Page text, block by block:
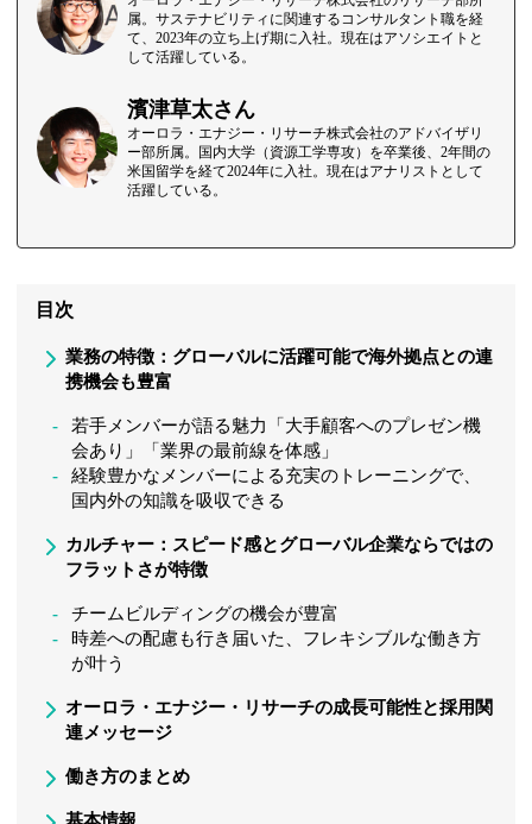
属。サステナビリティに関連するコンサルタント職を経
て、2023年の立ち上げ期に入社。現在はアソシエイトと
して活躍している。
濱津草太さん
オーロラ・エナジー・リサーチ株式会社のアドバイザリ
ー部所属。国内大学（資源工学専攻）を卒業後、2年間の
米国留学を経て2024年に入社。現在はアナリストとして
活躍している。
目次
業務の特徴：グローバルに活躍可能で海外拠点との連
携機会も豊富
若手メンバーが語る魅力「大手顧客へのプレゼン機
会あり」「業界の最前線を体感」
経験豊かなメンバーによる充実のトレーニングで、
国内外の知識を吸収できる
カルチャー：スピード感とグローバル企業ならではの
フラットさが特徴
チームビルディングの機会が豊富
時差への配慮も行き届いた、フレキシブルな働き方
が叶う
オーロラ・エナジー・リサーチの成長可能性と採用関
連メッセージ
働き方のまとめ